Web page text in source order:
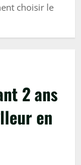
choisir le
2 ans
en